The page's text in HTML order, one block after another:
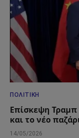
ΠΟΛΙΤΙΚΉ
Επίσκεψη Τραμπ
και το νέο
14/05/2026